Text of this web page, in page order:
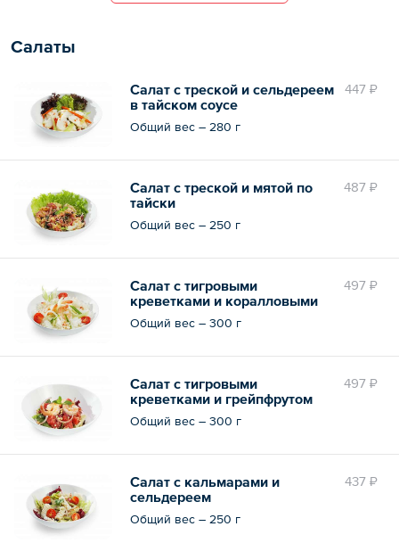
Салаты
447 ₽
Салат с треской и сельдереем
в тайском соусе
Общий вес – 280 г
487 ₽
Салат с треской и мятой по
тайски
Общий вес – 250 г
497 ₽
Салат с тигровыми
креветками и коралловыми
грибами в тайском соусе
Общий вес – 300 г
497 ₽
Салат с тигровыми
креветками и грейпфрутом
Общий вес – 300 г
437 ₽
Салат с кальмарами и
сельдереем
Общий вес – 250 г